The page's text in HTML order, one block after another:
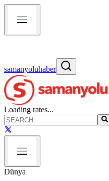
samanyoluhaber
Loading rates...
Dünya